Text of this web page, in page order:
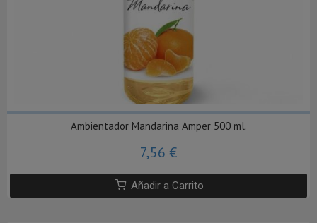
Ambientador Mandarina Amper 500 ml.
7,56 €
Añadir a Carrito